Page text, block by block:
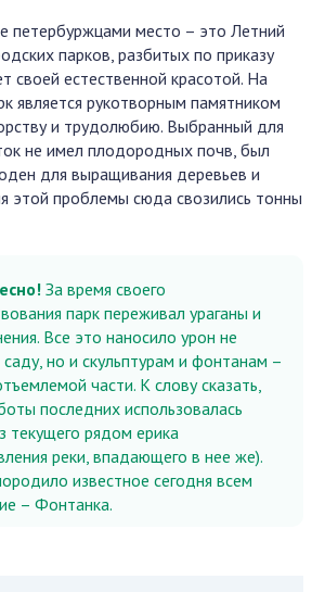
место – это Летний
парков, разбитых по приказу
своей естественной красотой. На
является рукотворным памятником
и трудолюбию. Выбранный для
не имел плодородных почв, был
для выращивания деревьев и
этой проблемы сюда свозились тонны
За время своего
парк переживал ураганы и
Все это наносило урон не
саду, но и скульптурам и фонтанам –
части. К слову сказать,
последних использовалась
текущего рядом ерика
реки, впадающего в нее же).
известное сегодня всем
– Фонтанка.